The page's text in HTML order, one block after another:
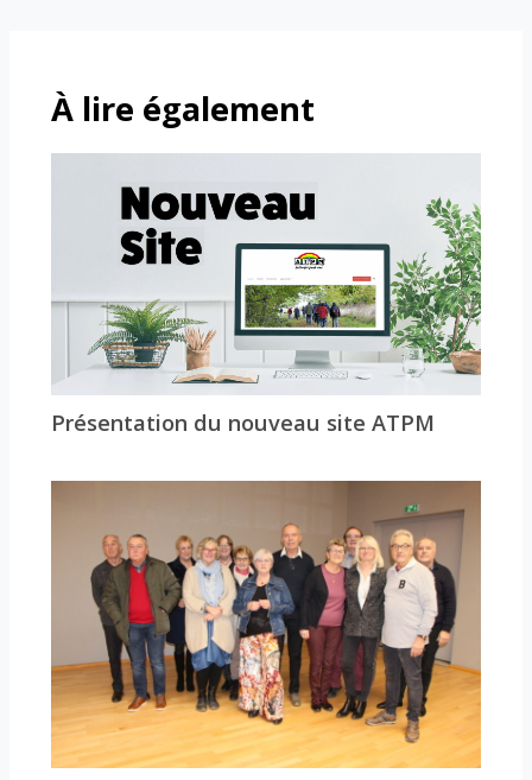
À lire également
Présentation du nouveau site ATPM